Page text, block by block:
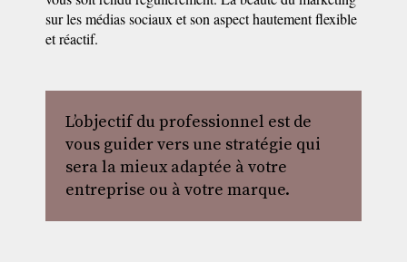
sur les médias sociaux et son aspect hautement flexible
et réactif.
L’objectif du professionnel est de
vous guider vers une stratégie qui
sera la mieux adaptée à votre
entreprise ou à votre marque.